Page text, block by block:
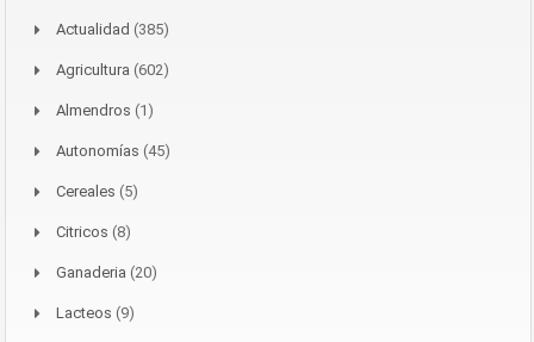
Actualidad (385)
Agricultura (602)
Almendros (1)
Autonomías (45)
Cereales (5)
Citricos (8)
Ganaderia (20)
Lacteos (9)